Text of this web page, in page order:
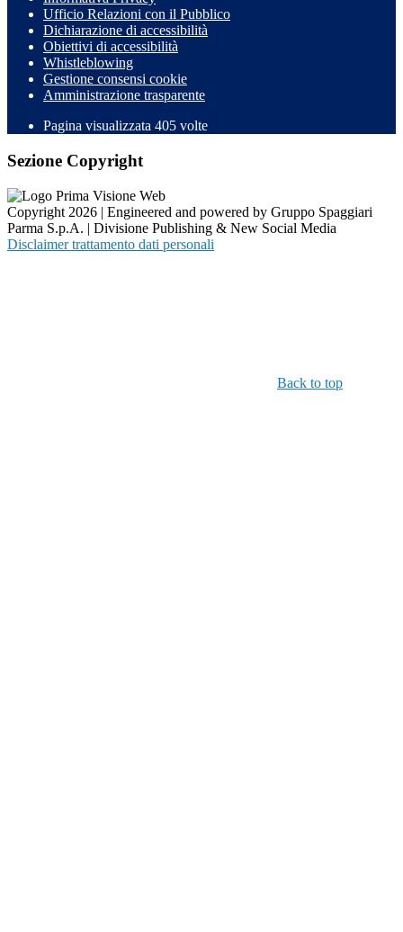
Ufficio Relazioni con il Pubblico
Dichiarazione di accessibilità
Obiettivi di accessibilità
Whistleblowing
Gestione consensi cookie
Amministrazione trasparente
Pagina visualizzata 405 volte
Sezione Copyright
Copyright 2026 | Engineered and powered by Gruppo Spaggiari
Parma S.p.A. | Divisione Publishing & New Social Media
Disclaimer trattamento dati personali
Back to top